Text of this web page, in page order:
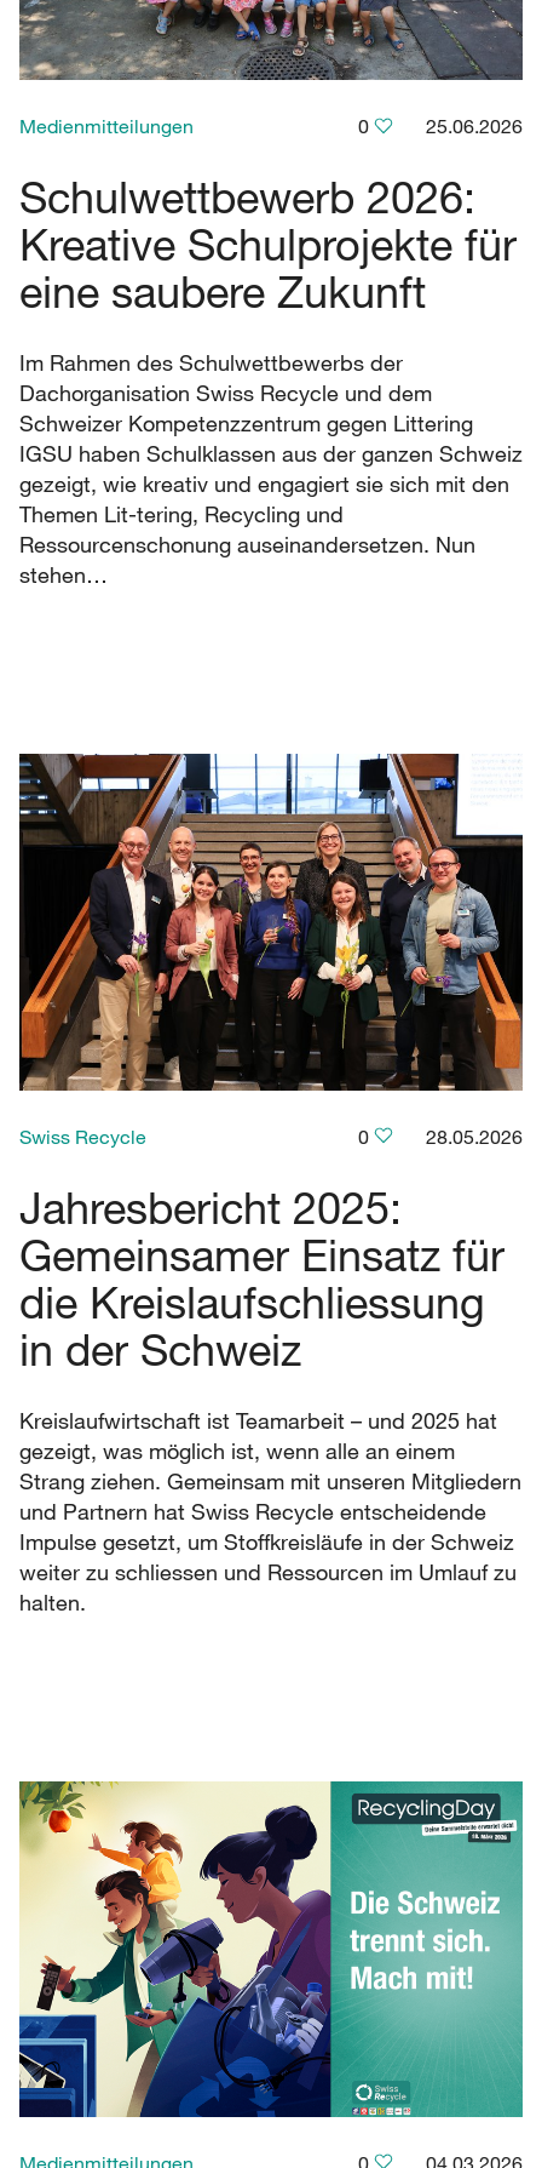
Medienmitteilungen 0 25.06.2026
Schulwettbewerb 2026:
Kreative Schulprojekte für
eine saubere Zukunft
Im Rahmen des Schulwettbewerbs der
Dachorganisation Swiss Recycle und dem
Schweizer Kompetenzzentrum gegen Littering
IGSU haben Schulklassen aus der ganzen Schweiz
gezeigt, wie kreativ und engagiert sie sich mit den
Themen Lit-tering, Recycling und
Ressourcenschonung auseinandersetzen. Nun
stehen…
Swiss Recycle 0 28.05.2026
Jahresbericht 2025:
Gemeinsamer Einsatz für
die Kreislaufschliessung
in der Schweiz
Kreislaufwirtschaft ist Teamarbeit – und 2025 hat
gezeigt, was möglich ist, wenn alle an einem
Strang ziehen. Gemeinsam mit unseren Mitgliedern
und Partnern hat Swiss Recycle entscheidende
Impulse gesetzt, um Stoffkreisläufe in der Schweiz
weiter zu schliessen und Ressourcen im Umlauf zu
halten.
Medienmitteilungen 0 04.03.2026